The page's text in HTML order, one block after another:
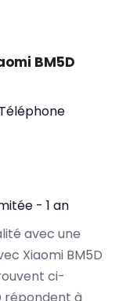
BM5D
- 1 an
avec une
Xiaomi BM5D
ci-